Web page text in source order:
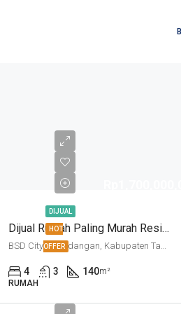
DIJUAL
HOT
OFFER
Dijual Rumah Paling Murah Residence One
BSD City, Pagedangan, Kabupaten Tangerang, Banten, Indonesia
4 3 140m²
RUMAH